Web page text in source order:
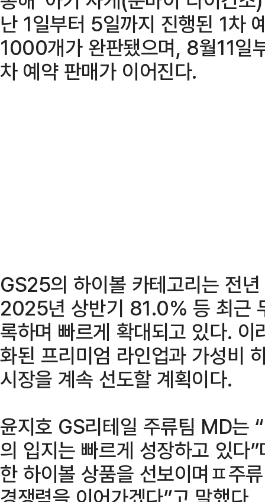
난 1일부터 5일까지 진행된 1차
1000개가 완판됐으며, 8월11
차 예약 판매가 이어진다.
GS25의 하이볼 카테고리는 전
2025년 상반기 81.0% 등 최근
록하며 빠르게 확대되고 있다.
화된 프리미엄 라인업과 가성비
시장을 계속 선도할 계획이다.
윤지호 GS리테일 주류팀 MD는
의 입지는 빠르게 성장하고 있다
한 하이볼 상품을 선보이며ㅍ주